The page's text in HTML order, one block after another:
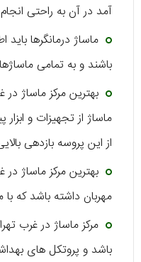
آمد در آن به راحتی
ماساژ درمانگرها
باشند و به تمامی
بهترین مرکز ماساژ
ماساژ از تجهیزات و ابزار
از این پروسه بازدهی
بهترین مرکز ماساژ در
مهربان داشته باشد که
مرکز ماساژ در غرب
باشد و پروتکل های